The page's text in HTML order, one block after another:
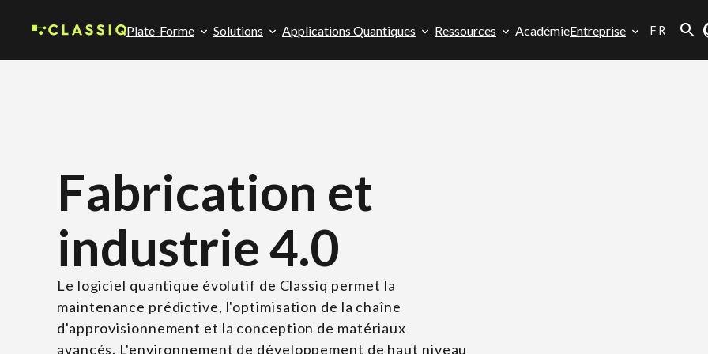
Plate-Forme Solutions Applications Quantiques Ressources AcadémieEntreprise FR
Fabrication et
industrie 4.0
Le logiciel quantique évolutif de Classiq permet la
maintenance prédictive, l'optimisation de la chaîne
d'approvisionnement et la conception de matériaux
avancés. L'environnement de développement de haut niveau